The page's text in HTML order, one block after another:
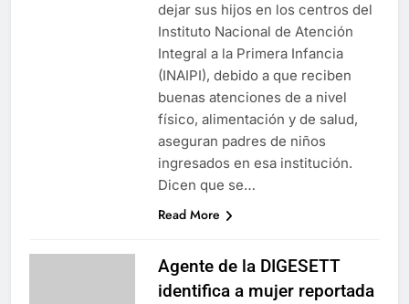
dejar sus hijos en los centros del
Instituto Nacional de Atención
Integral a la Primera Infancia
(INAIPI), debido a que reciben
buenas atenciones de a nivel
físico, alimentación y de salud,
aseguran padres de niños
ingresados en esa institución.
Dicen que se…
Read More
Agente de la DIGESETT
identifica a mujer reportada